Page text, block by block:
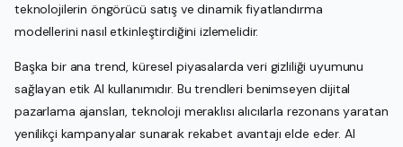
teknolojilerin öngörücü satış ve dinamik fiyatlandırma
modellerini nasıl etkinleştirdiğini izlemelidir.
Başka bir ana trend, küresel piyasalarda veri gizliliği uyumunu
sağlayan etik AI kullanımıdır. Bu trendleri benimseyen dijital
pazarlama ajansları, teknoloji meraklısı alıcılarla rezonans yaratan
yenilikçi kampanyalar sunarak rekabet avantajı elde eder. AI